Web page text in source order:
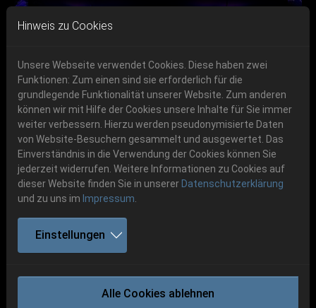
Skip to main navigation
Skip to main content
Skip to page footer
06.-08. August 2026
Schlotheim, Flugplatz Obermehler
Get your tickets!
Ticketshop www.cudgel.de
Previous Next
ROTTING CHRIST
Hinweis zu Cookies
Unsere Webseite verwendet Cookies. Diese haben zwei
Funktionen: Zum einen sind sie erforderlich für die
grundlegende Funktionalität unserer Website. Zum anderen
können wir mit Hilfe der Cookies unsere Inhalte für Sie immer
weiter verbessern. Hierzu werden pseudonymisierte Daten
von Website-Besuchern gesammelt und ausgewertet. Das
Einverständnis in die Verwendung der Cookies können Sie
jederzeit widerrufen. Weitere Informationen zu Cookies auf
dieser Website finden Sie in unserer Datenschutzerklärung
und zu uns im Impressum
Einstellungen
Alle Cookies ablehnen